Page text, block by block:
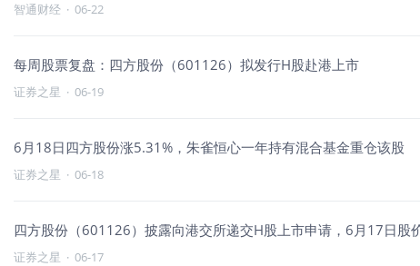
智通财经 · 06-22
每周股票复盘：四方股份（601126）拟发行H股赴港上市
证券之星 · 06-19
6月18日四方股份涨5.31%，朱雀恒心一年持有混合基金重仓该股
证券之星 · 06-18
四方股份（601126）披露向港交所递交H股上市申请，6月17日股
证券之星 · 06-17